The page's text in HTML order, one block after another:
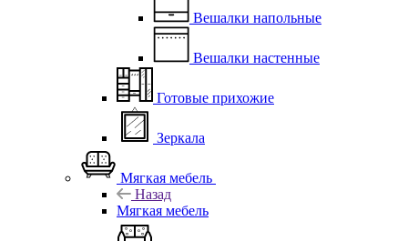
Вешалки напольные
Вешалки настенные
Готовые прихожие
Зеркала
Мягкая мебель
Назад
Мягкая мебель